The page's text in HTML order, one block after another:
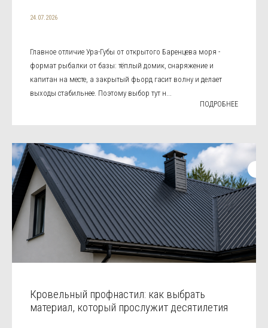
24.07.2026
Главное отличие Ура-Губы от открытого Баренцева моря -
формат рыбалки от базы: тёплый домик, снаряжение и
капитан на месте, а закрытый фьорд гасит волну и делает
выходы стабильнее. Поэтому выбор тут н...
ПОДРОБНЕЕ
Кровельный профнастил: как выбрать
материал, который прослужит десятилетия